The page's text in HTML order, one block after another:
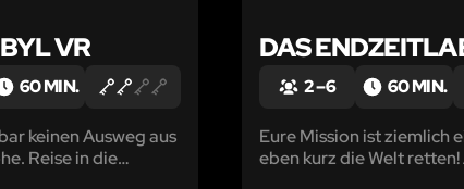
VR
60 MIN.
keinen Ausweg aus
Reise in die
DAS
2 – 6 60 MIN.
Eure Mission ist ziemlich
eben kurz die Welt